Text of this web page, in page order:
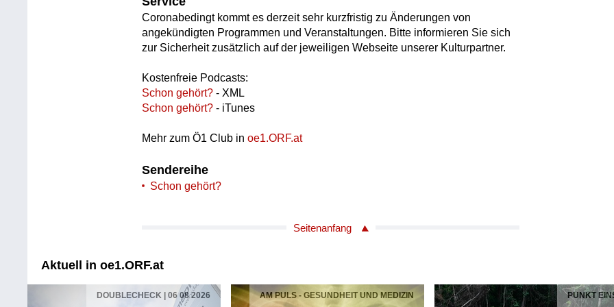
Coronabedingt kommt es derzeit sehr kurzfristig zu Änderungen von
angekündigten Programmen und Veranstaltungen. Bitte informieren Sie sich
zur Sicherheit zusätzlich auf der jeweiligen Webseite unserer Kulturpartner.
Kostenfreie Podcasts:
Schon gehört?- XML
Schon gehört?- iTunes
Mehr zum Ö1 Club inoe1.ORF.at
Sendereihe
Schon gehört?
Seitenanfang
Aktuell in oe1.ORF.at
DOUBLECHECK | 06 08 2026 AM PULS - GESUNDHEIT UND MEDIZIN PUNKT